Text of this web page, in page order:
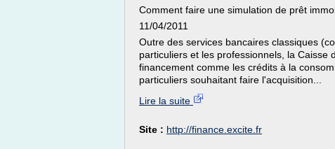
Comment faire une simulation de prêt
11/04/2011
Outre des services bancaires classiques
particuliers et les professionnels, la Caisse
financement comme les crédits à la
particuliers souhaitant faire l'acquisition...
Lire la suite
Site : http://finance.excite.fr